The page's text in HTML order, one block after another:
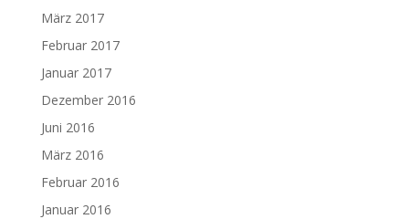
März 2017
Februar 2017
Januar 2017
Dezember 2016
Juni 2016
März 2016
Februar 2016
Januar 2016